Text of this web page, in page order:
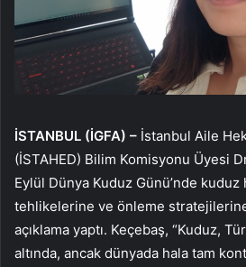
İSTANBUL (İGFA) – İstanbul Aile
(İSTAHED) Bilim Komisyonu Üyesi
Eylül Dünya Kuduz Günü’nde kuduz
tehlikelerine ve önleme
açıklama yaptı. Keçebaş, “Kuduz,
altında, ancak dünyada hala tam